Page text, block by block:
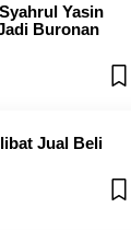
Yasin
Buronan
Jual Beli